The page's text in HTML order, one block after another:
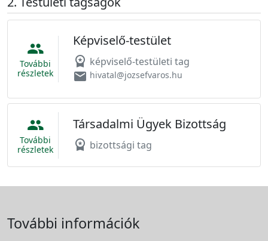
people
További
részletek
Képviselő-testület
workspace_premium képviselő-testületi tag
email hivatal@jozsefvaros.hu
people
További
részletek
Társadalmi Ügyek Bizottság
workspace_premium bizottsági tag
További információk